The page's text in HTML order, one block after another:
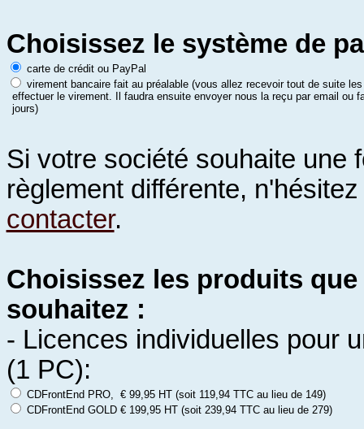
Choisissez le système de
carte de crédit ou PayPal
virement bancaire fait au préalable (vous allez recevoir tout de suite
effectuer le virement. Il faudra ensuite envoyer nous la reçu par email ou
jours)
Si votre société souhaite une
règlement différente,
contacter.
Choisissez les produits
souhaitez :
- Licences individuelles pour
(1 PC):
CDFrontEnd PRO, € 99,95 HT (soit 119,94 TTC au lieu de 149)
CDFrontEnd GOLD € 199,95 HT (soit 239,94 TTC au lieu de 279)